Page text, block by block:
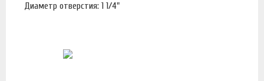
Диаметр отверстия: 1 1/4"